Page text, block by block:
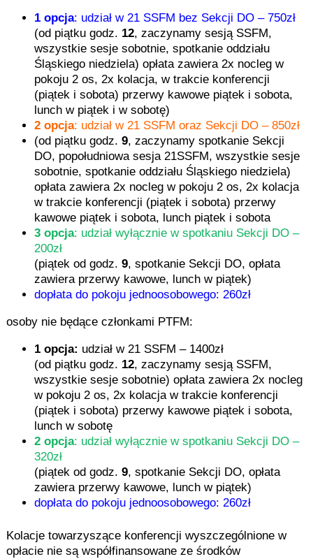
1 opcja: udział w 21 SSFM bez Sekcji DO – 750zł
(od piątku godz. 12, zaczynamy sesją SSFM,
wszystkie sesje sobotnie, spotkanie oddziału
Śląskiego niedziela) opłata zawiera 2x nocleg w
pokoju 2 os, 2x kolacja, w trakcie konferencji
(piątek i sobota) przerwy kawowe piątek i sobota,
lunch w piątek i w sobotę)
2 opcja: udział w 21 SSFM oraz Sekcji DO – 850zł
(od piątku godz. 9, zaczynamy spotkanie Sekcji
DO, popołudniowa sesja 21SSFM, wszystkie sesje
sobotnie, spotkanie oddziału Śląskiego niedziela)
opłata zawiera 2x nocleg w pokoju 2 os, 2x kolacja
w trakcie konferencji (piątek i sobota) przerwy
kawowe piątek i sobota, lunch piątek i sobota
3 opcja: udział wyłącznie w spotkaniu Sekcji DO –
200zł
(piątek od godz. 9, spotkanie Sekcji DO, opłata
zawiera przerwy kawowe, lunch w piątek)
dopłata do pokoju jednoosobowego: 260zł
osoby nie będące członkami PTFM:
1 opcja: udział w 21 SSFM – 1400zł
(od piątku godz. 12, zaczynamy sesją SSFM,
wszystkie sesje sobotnie) opłata zawiera 2x nocleg
w pokoju 2 os, 2x kolacja w trakcie konferencji
(piątek i sobota) przerwy kawowe piątek i sobota,
lunch w sobotę
2 opcja: udział wyłącznie w spotkaniu Sekcji DO –
320zł
(piątek od godz. 9, spotkanie Sekcji DO, opłata
zawiera przerwy kawowe, lunch w piątek)
dopłata do pokoju jednoosobowego: 260zł
Kolacje towarzyszące konferencji wyszczególnione w
opłacie nie są współfinansowane ze środków